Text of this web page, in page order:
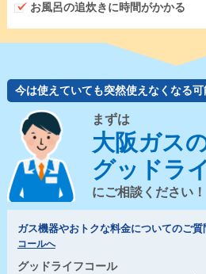
お風呂の追炊きに時間がかかる
今は使えていても突然使えなくなる可
まずは
大阪ガス
グッドラ
にご相談ください！
ガス機器やおトクな料金についてのご質
コールへ
グッドライフコール